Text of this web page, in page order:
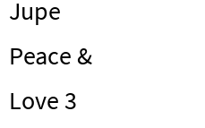
Jupe
Peace &
Love 3